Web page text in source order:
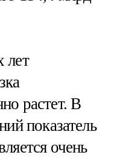
лет
растет. В
показатель
очень